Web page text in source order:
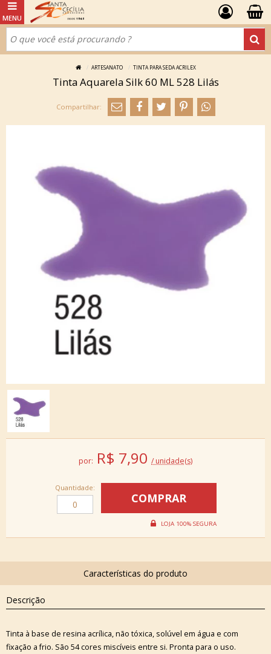
ARTESANATO TINTA PARA SEDA ACRILEX
Tinta Aquarela Silk 60 ML 528 Lilás
por: R$ 7,90 / unidade(s)
Quantidade:
Descrição
Tinta à base de resina acrílica, não tóxica, solúvel em água e com
fixação a frio. São 54 cores miscíveis entre si. Pronta para o uso.